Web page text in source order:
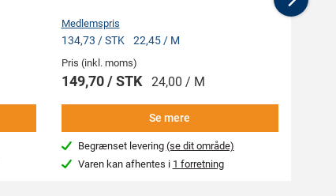
Medlemspris
134,73 / STK 22,45 / M
Pris (inkl. moms)
149,70 / STK 24,00 / M
Se mere
Begrænset levering (se dit område)
Varen kan afhentes i 1 forretning